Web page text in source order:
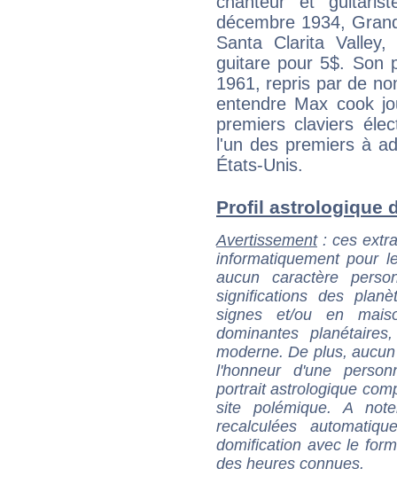
décembre 1934,
Santa Clarita
guitare pour 5$. Son
1961, repris par de
entendre Max cook
premiers claviers
l'un des premiers à
États-Unis.
Profil astrologique
Avertissement: ces
informatiquement pour
aucun caractère
significations des
signes et/ou en
dominantes
moderne. De plus,
l'honneur d'une
portrait astrologique
site polémique. A
recalculées
domification avec le
des heures connues.